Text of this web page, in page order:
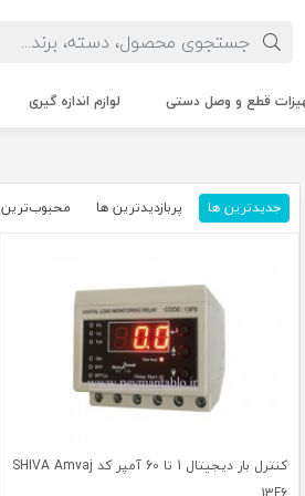
قطع و وصل دستی لوازم اندازه گیری
جدیدترین ها پربازدیدترین ها محبوب‌‌ترین
کنترل بار دیجیتال 1 تا 60 آمپر کد SHIVA Amvaj